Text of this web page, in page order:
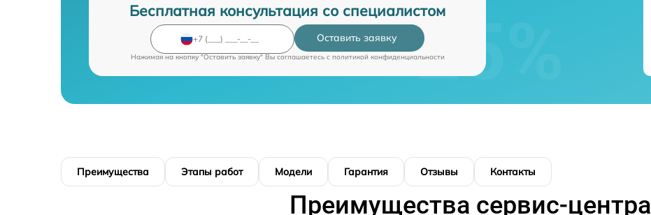
Бесплатная консультация со специалистом
Оставить заявку
Нажимая на кнопку "Оставить заявку" Вы соглашаетесь c политикой конфиденциальности
Преимущества Этапы работ Модели Гарантия Отзывы Контакты
Преимущества сервис-центра